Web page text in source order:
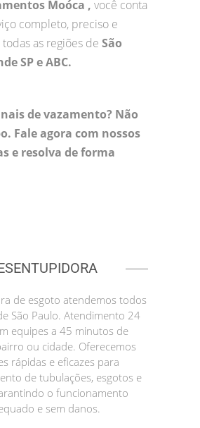
Moóca , você conta
completo, preciso e
as regiões de São
SP e ABC.
de vazamento? Não
Fale agora com nossos
e resolva de forma
de esgoto atendemos todos
São Paulo. Atendimento 24
equipes a 45 minutos de
ou cidade. Oferecemos
rápidas e eficazes para
de tubulações, esgotos e
o funcionamento
e sem danos.